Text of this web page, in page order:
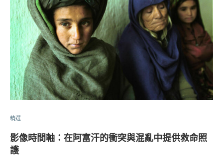
精選
影像時間軸：在阿富汗的衝突與混亂中提供救命照
護